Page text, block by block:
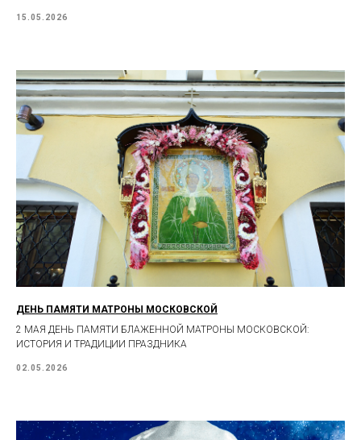
15.05.2026
ДЕНЬ ПАМЯТИ МАТРОНЫ МОСКОВСКОЙ
2 МАЯ ДЕНЬ ПАМЯТИ БЛАЖЕННОЙ МАТРОНЫ МОСКОВСКОЙ:
ИСТОРИЯ И ТРАДИЦИИ ПРАЗДНИКА
02.05.2026